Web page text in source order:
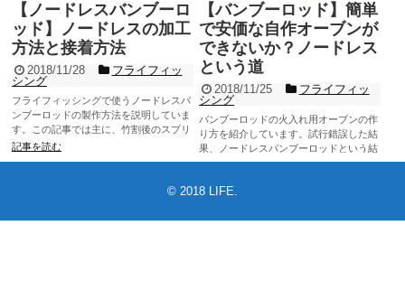
【ノードレスバンブーロ
ッド】ノードレスの加工
方法と接着方法
2018/11/28
フライフィッ
シング
フライフィッシングで使うノードレスバ
ンブーロッドの製作方法を説明していま
す。この記事では主に、竹割後のスプリ
ットケーンの節除去と節の無いスプリッ
記事を読む
【バンブーロッド】簡単
で安価な自作オーブンが
できないか？ノードレス
という道
2018/11/25
フライフィッ
シング
バンブーロッドの火入れ用オーブンの作
り方を紹介しています。試行錯誤した結
果、ノードレスバンブーロッドという結
論になり、オーブンを作成しました。こ
き、材料費もとても安く作れます。
© 2018 LIFE